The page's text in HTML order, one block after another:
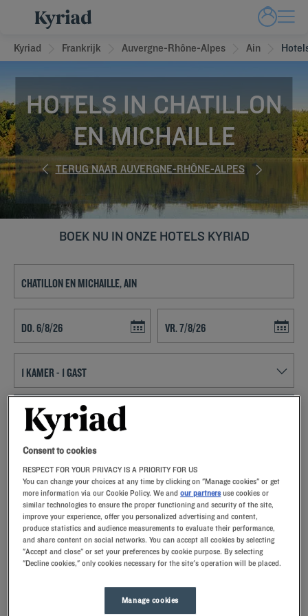
Kyriad Frankrijk Auvergne-Rhône-Alpes Ain
HOTELS IN CHATILLON
EN MICHAILLE
TERUG NAAR AUVERGNE-RHÔNE-ALPES
BOEK NU IN ONZE HOTELS KYRIAD
ZOEK EEN HOTEL
Voeg kortingscode toe
Sta eens stil bij Chatillon En Michaille en bezoek de tweede stad van
Frankrijk die een rijke geschiedenis heeft. Plan uw uitstappen vanuit
uw Kyriad hotel.
Onze hotels in Chatillon En Michaille
Verwen uzelf – probeer onze Kyriad-hotels in Chatillon En
Consent to cookies
RESPECT FOR YOUR PRIVACY IS A PRIORITY FOR US
You can change your choices at any time by clicking on "Manage cookies" or get
more information via our Cookie Policy. We andour partners use cookies or
similar technologies to ensure the proper functioning and security of the site,
improve your experience, offer you personalized advertising and content,
produce statistics and audience measurements to evaluate their performance,
and share content on social networks. You can accept all cookies by selecting
"Accept and close" or set your preferences by cookie purpose. By selecting
"Decline cookies," only cookies necessary for the site's operation will be placed.
Manage cookies